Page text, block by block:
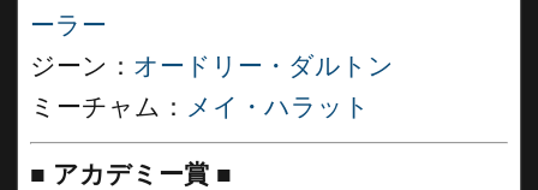
ーラー
ジーン： オードリー・ダルトン
ミーチャム： メイ・ハラット
■ アカデミー賞 ■